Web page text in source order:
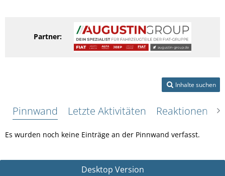
Partner:
Inhalte suchen
Pinnwand Letzte Aktivitäten Reaktionen
Es wurden noch keine Einträge an der Pinnwand verfasst.
Desktop Version